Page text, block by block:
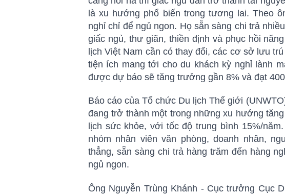
là xu hướng phổ biến trong tương lai. Theo
nghỉ chỉ để ngủ ngon. Họ sẵn sàng chi trả
giấc ngủ, thư giãn, thiền định và phục hồi
lịch Việt Nam cần có thay đổi, các cơ sở lưu
tiện ích mang tới cho du khách kỳ nghỉ lành
được dự báo sẽ tăng trưởng gần 8% và đạt
Báo cáo của Tổ chức Du lịch Thế giới
đang trở thành một trong những xu hướng
lịch sức khỏe, với tốc độ trung bình 15%/
nhóm nhân viên văn phòng, doanh nhân,
thẳng, sẵn sàng chi trả hàng trăm đến hàng
ngủ ngon.
Ông Nguyễn Trùng Khánh - Cục trưởng Cục